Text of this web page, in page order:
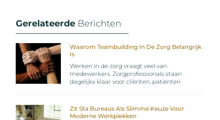
Gerelateerde Berichten
Waarom Teambuilding In De Zorg Belangrijk
Is
Werken in de zorg vraagt veel van
medewerkers. Zorgprofessionals staan
dagelijks klaar voor cliënten, patiënten
Zit Sta Bureaus Als Slimme Keuze Voor
Moderne Werkplekken